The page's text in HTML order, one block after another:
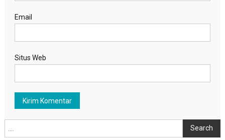
Email
Situs Web
Search